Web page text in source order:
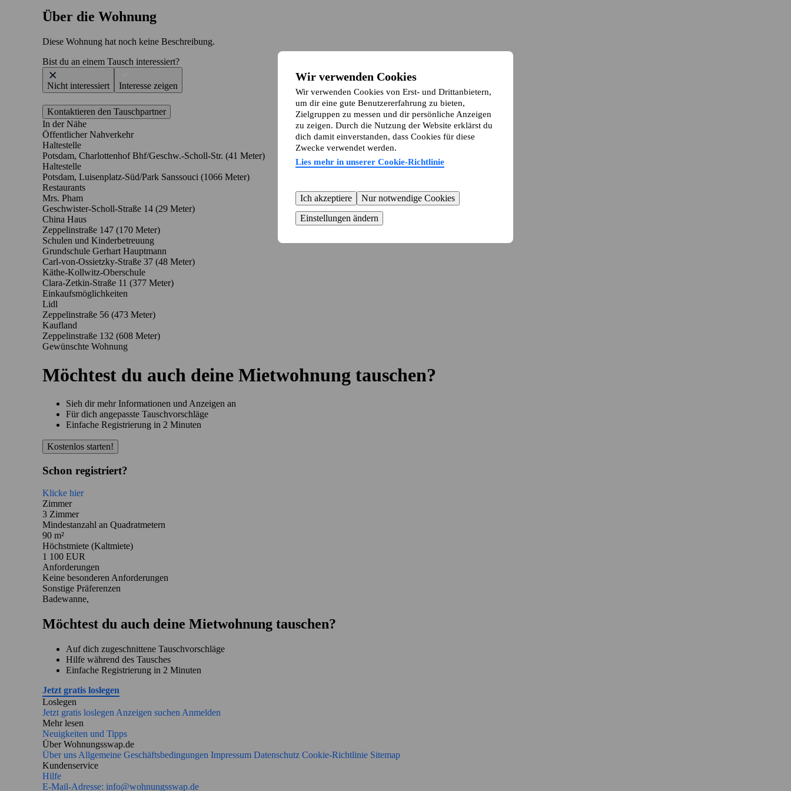
Wir verwenden Cookies
Wir verwenden Cookies von Erst- und Drittanbietern,
um dir eine gute Benutzererfahrung zu bieten,
Zielgruppen zu messen und dir persönliche Anzeigen
zu zeigen. Durch die Nutzung der Website erklärst du
dich damit einverstanden, dass Cookies für diese
Zwecke verwendet werden.
Lies mehr in unserer Cookie-Richtlinie
Ich akzeptiere
Nur notwendige Cookies
Einstellungen ändern
Über die Wohnung
Diese Wohnung hat noch keine Beschreibung.
Bist du an einem Tausch interessiert?
Nicht interessiert Interesse zeigen
Kontaktieren den Tauschpartner
In der Nähe
Öffentlicher Nahverkehr
Haltestelle
Potsdam, Charlottenhof Bhf/Geschw.-Scholl-Str. (41 Meter)
Haltestelle
Potsdam, Luisenplatz-Süd/Park Sanssouci (1066 Meter)
Restaurants
Mrs. Pham
Geschwister-Scholl-Straße 14 (29 Meter)
China Haus
Zeppelinstraße 147 (170 Meter)
Schulen und Kinderbetreuung
Grundschule Gerhart Hauptmann
Carl-von-Ossietzky-Straße 37 (48 Meter)
Käthe-Kollwitz-Oberschule
Clara-Zetkin-Straße 11 (377 Meter)
Einkaufsmöglichkeiten
Lidl
Zeppelinstraße 56 (473 Meter)
Kaufland
Zeppelinstraße 132 (608 Meter)
Gewünschte Wohnung
Möchtest du auch deine Mietwohnung tauschen?
Sieh dir mehr Informationen und Anzeigen an
Für dich angepasste Tauschvorschläge
Einfache Registrierung in 2 Minuten
Kostenlos starten!
Schon registriert?
Klicke hier
Zimmer
3 Zimmer
Mindestanzahl an Quadratmetern
90 m²
Höchstmiete (Kaltmiete)
1 100 EUR
Anforderungen
Keine besonderen Anforderungen
Sonstige Präferenzen
Badewanne,
Möchtest du auch deine Mietwohnung tauschen?
Auf dich zugeschnittene Tauschvorschläge
Hilfe während des Tausches
Einfache Registrierung in 2 Minuten
Jetzt gratis loslegen
Loslegen
Jetzt gratis loslegen Anzeigen suchen Anmelden
Mehr lesen
Neuigkeiten und Tipps
Über Wohnungsswap.de
Über uns Allgemeine Geschäftsbedingungen Impressum Datenschutz Cookie-Richtlinie Sitemap
Kundenservice
Hilfe
E-Mail-Adresse: info@wohnungsswap.de